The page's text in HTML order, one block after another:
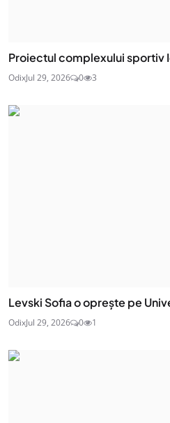
Proiectul complexului sportiv
OdixJul 29, 2026 0 3
Levski Sofia o oprește pe
OdixJul 29, 2026 0 1